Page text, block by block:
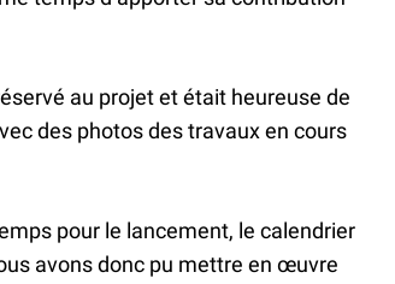
au projet et était heureuse de
des photos des travaux en cours
pour le lancement, le calendrier
avons donc pu mettre en œuvre